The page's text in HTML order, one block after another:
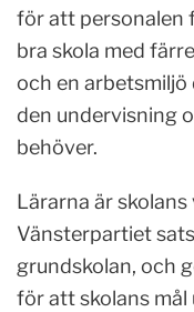
för att personalen
bra skola med
och en arbetsmiljö
den undervisning
behöver.
Lärarna är
Vänsterpartiet
grundskolan, och
för att skolans mål